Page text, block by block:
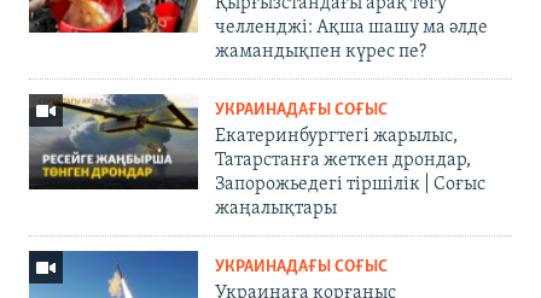
челленджі: Ақша шашу ма әлде
жамандықпен күрес пе?
УКРАИНАДАҒЫ СОҒЫС
Екатеринбургтегі жарылыс,
Татарстанға жеткен дрондар,
Запорожьедегі тіршілік | Cоғыс
жаңалықтары
УКРАИНАДАҒЫ СОҒЫС
Украинаға қорғаныс